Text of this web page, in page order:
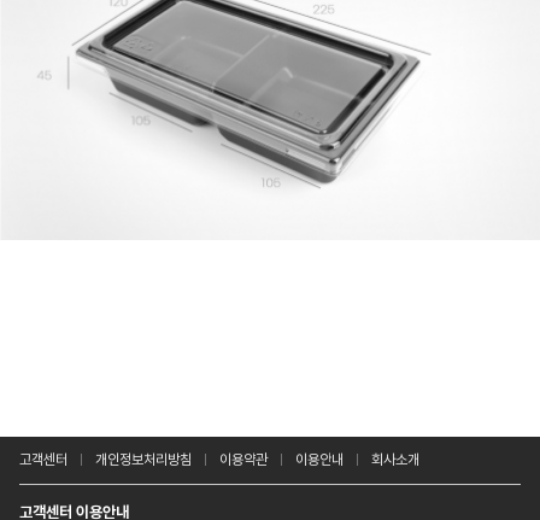
고객센터 개인정보처리방침 이용약관 이용안내 회사소개
고객센터 이용안내